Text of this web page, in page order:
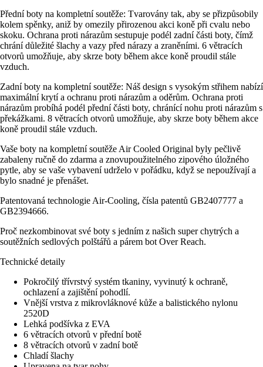
Přední boty na kompletní soutěže: Tvarovány tak, aby se přizpůsobily
kolem spěnky, aniž by omezily přirozenou akci koně při cvalu nebo
skoku. Ochrana proti nárazům sestupuje podél zadní části boty, čímž
chrání důležité šlachy a vazy před nárazy a zraněními. 6 větracích
otvorů umožňuje, aby skrze boty během akce koně proudil stále
vzduch.
Zadní boty na kompletní soutěže: Náš design s vysokým střihem nabízí
maximální krytí a ochranu proti nárazům a oděrům. Ochrana proti
nárazům probíhá podél přední části boty, chránící nohu proti nárazům s
překážkami. 8 větracích otvorů umožňuje, aby skrze boty během akce
koně proudil stále vzduch.
Vaše boty na kompletní soutěže Air Cooled Original byly pečlivě
zabaleny ručně do zdarma a znovupoužitelného zipového úložného
pytle, aby se vaše vybavení udrželo v pořádku, když se nepoužívají a
bylo snadné je přenášet.
Patentovaná technologie Air-Cooling, čísla patentů GB2407777 a
GB2394666.
Proč nezkombinovat své boty s jedním z našich super chytrých a
soutěžních sedlových polštářů a párem bot Over Reach.
Technické detaily
Pokročilý třívrstvý systém tkaniny, vyvinutý k ochraně,
ochlazení a zajištění pohodlí.
Vnější vrstva z mikrovláknové kůže a balistického nylonu
2520D
Lehká podšívka z EVA
6 větracích otvorů v přední botě
8 větracích otvorů v zadní botě
Chladí šlachy